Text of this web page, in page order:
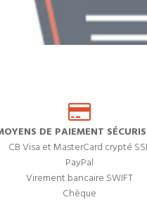
DE PAIEMENT
CB Visa et MasterCard crypté
PayPal
Virement bancaire SWIFT
Chèque